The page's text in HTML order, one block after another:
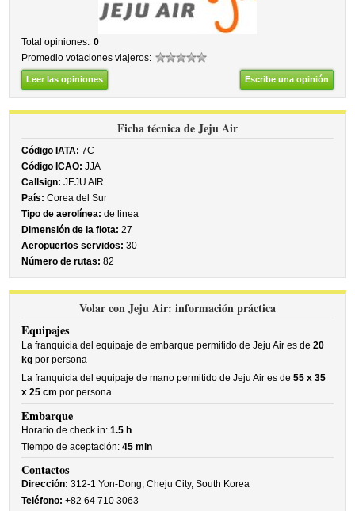
Total opiniones: 0
Promedio votaciones viajeros:
Leer las opiniones Escribe una opinión
Ficha técnica de Jeju Air
Código IATA: 7C
Código ICAO: JJA
Callsign: JEJU AIR
País: Corea del Sur
Tipo de aerolínea: de linea
Dimensión de la flota: 27
Aeropuertos servidos: 30
Número de rutas: 82
Volar con Jeju Air: información práctica
Equipajes
La franquicia del equipaje de embarque permitido de Jeju Air es de20
kg por persona
La franquicia del equipaje de mano permitido de Jeju Air es de55 x 35
x 25 cm por persona
Embarque
Horario de check in:1.5 h
Tiempo de aceptación:45 min
Contactos
Dirección: 312-1 Yon-Dong, Cheju City, South Korea
Teléfono: +82 64 710 3063